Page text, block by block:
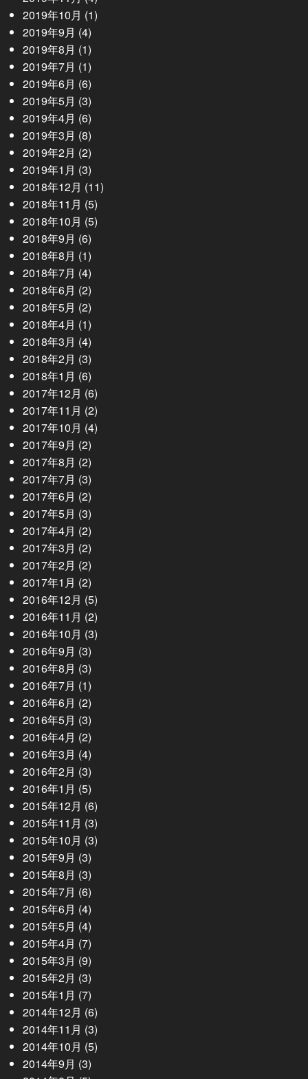
2019年10月 (1)
2019年9月 (4)
2019年8月 (1)
2019年7月 (1)
2019年6月 (6)
2019年5月 (3)
2019年4月 (6)
2019年3月 (8)
2019年2月 (2)
2019年1月 (3)
2018年12月 (11)
2018年11月 (5)
2018年10月 (5)
2018年9月 (6)
2018年8月 (1)
2018年7月 (4)
2018年6月 (2)
2018年5月 (2)
2018年4月 (1)
2018年3月 (4)
2018年2月 (3)
2018年1月 (6)
2017年12月 (6)
2017年11月 (2)
2017年10月 (4)
2017年9月 (2)
2017年8月 (2)
2017年7月 (3)
2017年6月 (2)
2017年5月 (3)
2017年4月 (2)
2017年3月 (2)
2017年2月 (2)
2017年1月 (2)
2016年12月 (5)
2016年11月 (2)
2016年10月 (3)
2016年9月 (3)
2016年8月 (3)
2016年7月 (1)
2016年6月 (2)
2016年5月 (3)
2016年4月 (2)
2016年3月 (4)
2016年2月 (3)
2016年1月 (5)
2015年12月 (6)
2015年11月 (3)
2015年10月 (3)
2015年9月 (3)
2015年8月 (3)
2015年7月 (6)
2015年6月 (4)
2015年5月 (4)
2015年4月 (7)
2015年3月 (9)
2015年2月 (3)
2015年1月 (7)
2014年12月 (6)
2014年11月 (3)
2014年10月 (5)
2014年9月 (3)